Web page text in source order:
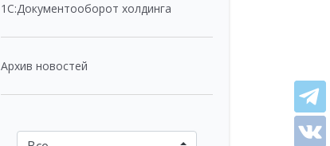
1С:Документооборот холдинга
Архив новостей